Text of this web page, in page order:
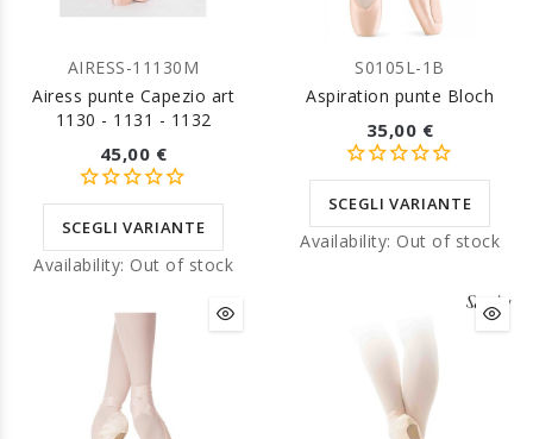
AIRESS-11130M
Airess punte Capezio art
1130 - 1131 - 1132
45,00 €
SCEGLI VARIANTE
Availability: Out of stock
S0105L-1B
Aspiration punte Bloch
35,00 €
SCEGLI VARIANTE
Availability: Out of stock